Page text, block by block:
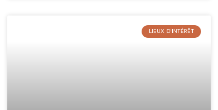
LIEUX D'INTÉRÊT